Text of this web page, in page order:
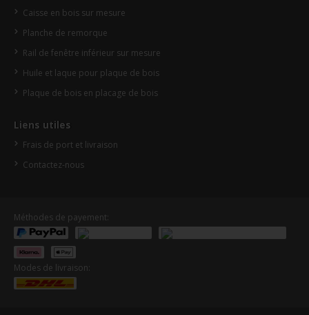
Caisse en bois sur mesure
Planche de remorque
Rail de fenêtre inférieur sur mesure
Huile et laque pour plaque de bois
Plaque de bois en placage de bois
Liens utiles
Frais de port et livraison
Contactez-nous
Méthodes de payement:
Modes de livraison: